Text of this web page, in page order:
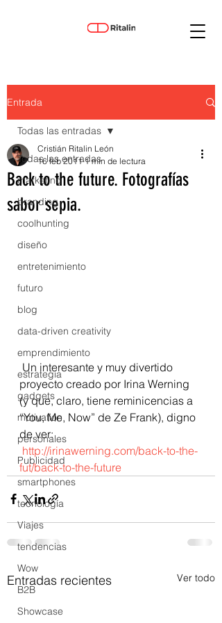
Entrada
Todas las entradas
marketing
branding
coolhunting
diseño
entretenimiento
futuro
blog
data-driven creativity
emprendimiento
estrategia
gadgets
motivation
personales
Publicidad
smartphones
tecnología
Viajes
tendencias
Wow
B2B
Showcase
Todas las entradas
Back to the future. Fotografías
sabor sepia.
Cristián Ritalin León
16 feb 2011 1 min de lectura
proyecto creado por Irina Werning
(y que, claro, tiene reminicencias a
“You, Me, Now” de Ze Frank), digno
de ver:
http://irinawerning.com/back-to-the-
fut/back-to-the-future
Entradas recientes Ver todo